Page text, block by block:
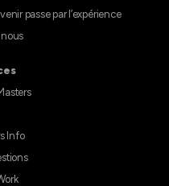
passe par l’expérience
Info